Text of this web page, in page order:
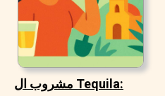
مشروب ال Tequila: